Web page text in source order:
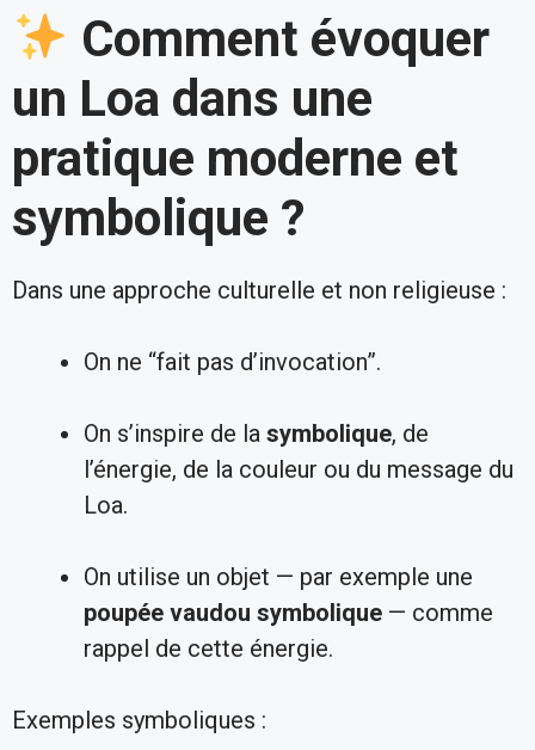
Comment évoquer
un Loa dans une
pratique moderne et
symbolique ?
Dans une approche culturelle et non religieuse :
On ne “fait pas d’invocation”.
On s’inspire de la symbolique, de
l’énergie, de la couleur ou du message du
Loa.
On utilise un objet — par exemple une
poupée vaudou symbolique — comme
rappel de cette énergie.
Exemples symboliques :